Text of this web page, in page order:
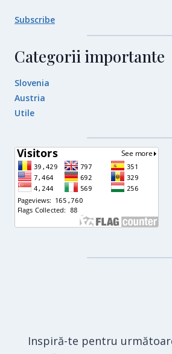
Subscribe
Categorii importante
Slovenia
Austria
Utile
Inspiră-te pentru